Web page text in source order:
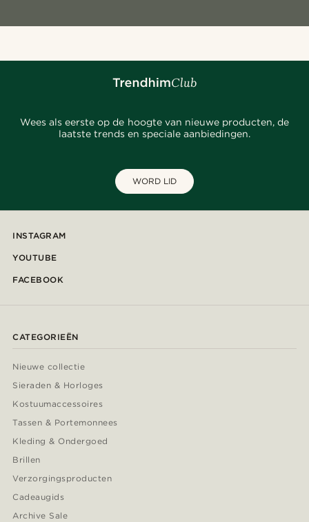
Wees als eerste op de hoogte van nieuwe producten, de
laatste trends en speciale aanbiedingen.
WORD LID
INSTAGRAM
YOUTUBE
FACEBOOK
CATEGORIEËN
Nieuwe collectie
Sieraden & Horloges
Kostuumaccessoires
Tassen & Portemonnees
Kleding & Ondergoed
Brillen
Verzorgingsproducten
Cadeaugids
Archive Sale